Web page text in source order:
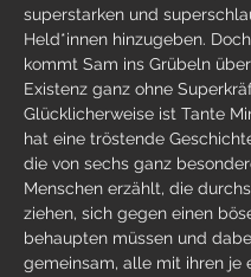
superstarken und
Held*innen hinzugeben.
kommt Sam ins Grübeln
Existenz ganz ohne
Glücklicherweise ist Tante
hat eine tröstende
die von sechs ganz
Menschen erzählt, die
ziehen, sich gegen einen
behaupten müssen und
gemeinsam, alle mit ihren je